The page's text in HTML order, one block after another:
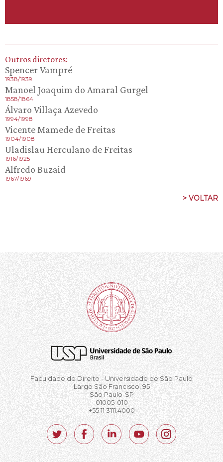
Outros diretores:
Spencer Vampré
1938/1939
Manoel Joaquim do Amaral Gurgel
1858/1864
Álvaro Villaça Azevedo
1994/1998
Vicente Mamede de Freitas
1904/1908
Uladislau Herculano de Freitas
1916/1925
Alfredo Buzaid
1967/1969
> VOLTAR
Faculdade de Direito - Universidade de São Paulo
Largo São Francisco, 95
São Paulo-SP
01005-010
+55 11 3111.4000